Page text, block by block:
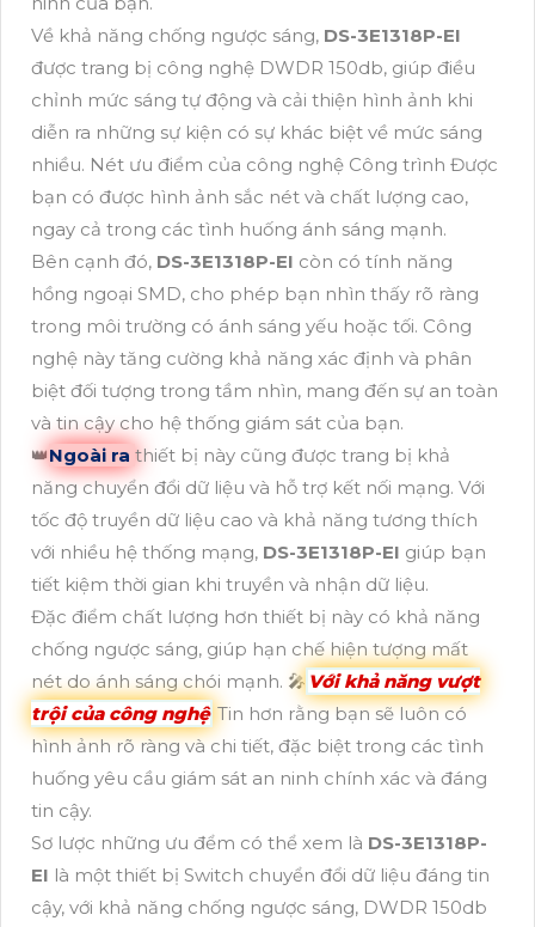
Về khả năng chống ngược sáng, DS-3E1318P-EI
được trang bị công nghệ DWDR 150db, giúp điều
chỉnh mức sáng tự động và cải thiện hình ảnh khi
diễn ra những sự kiện có sự khác biệt về mức sáng
nhiều. Nét ưu điểm của công nghệ Công trình Được
bạn có được hình ảnh sắc nét và chất lượng cao,
ngay cả trong các tình huống ánh sáng mạnh.
Bên cạnh đó, DS-3E1318P-EI còn có tính năng
hồng ngoại SMD, cho phép bạn nhìn thấy rõ ràng
trong môi trường có ánh sáng yếu hoặc tối. Công
nghệ này tăng cường khả năng xác định và phân
biệt đối tượng trong tầm nhìn, mang đến sự an toàn
và tin cậy cho hệ thống giám sát của bạn.
👑Ngoài ra thiết bị này cũng được trang bị khả
năng chuyển đổi dữ liệu và hỗ trợ kết nối mạng. Với
tốc độ truyền dữ liệu cao và khả năng tương thích
với nhiều hệ thống mạng, DS-3E1318P-EI giúp bạn
tiết kiệm thời gian khi truyền và nhận dữ liệu.
Đặc điểm chất lượng hơn thiết bị này có khả năng
chống ngược sáng, giúp hạn chế hiện tượng mất
nét do ánh sáng chói mạnh. 🎤 Với khả năng vượt
trội của công nghệ Tin hơn rằng bạn sẽ luôn có
hình ảnh rõ ràng và chi tiết, đặc biệt trong các tình
huống yêu cầu giám sát an ninh chính xác và đáng
tin cậy.
Sơ lược những ưu đểm có thể xem là DS-3E1318P-
EI là một thiết bị Switch chuyển đổi dữ liệu đáng tin
cậy, với khả năng chống ngược sáng, DWDR 150db